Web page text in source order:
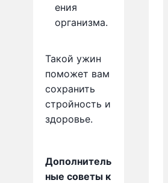
ения
организма.
Такой ужин
поможет вам
сохранить
стройность и
здоровье.
Дополнитель
ные советы к